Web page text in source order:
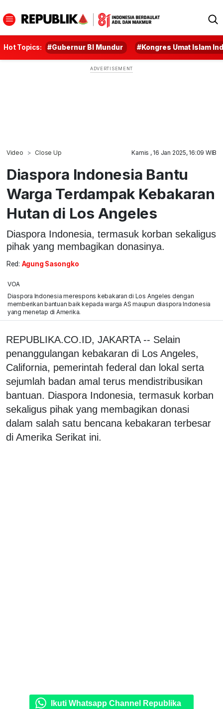
Hot Topics: #Gubernur BI Mundur #Kongres Umat Islam
Video Close Up Kamis , 16 Jan 2025, 16:09 WIB
Diaspora Indonesia Bantu
Warga Terdampak Kebakaran
Hutan di Los Angeles
Diaspora Indonesia, termasuk korban sekaligus
pihak yang membagikan donasinya.
Red: Agung Sasongko
VOA
Diaspora Indonesia merespons kebakaran di Los Angeles dengan
memberikan bantuan baik kepada warga AS maupun diaspora Indonesia
yang menetap di Amerika.
REPUBLIKA.CO.ID, JAKARTA -- Selain
penanggulangan kebakaran di Los Angeles,
California, pemerintah federal dan lokal serta
sejumlah badan amal terus mendistribusikan
bantuan. Diaspora Indonesia, termasuk korban
sekaligus pihak yang membagikan donasi
dalam salah satu bencana kebakaran terbesar
di Amerika Serikat ini.
Ikuti Whatsapp Channel Republika